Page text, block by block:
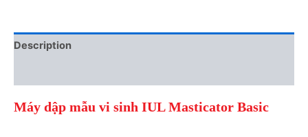
Description
Máy dập mẫu vi sinh IUL Masticator Basic